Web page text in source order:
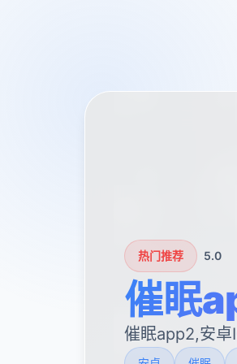
热门推荐 5.0
催眠
催眠app2,安卓